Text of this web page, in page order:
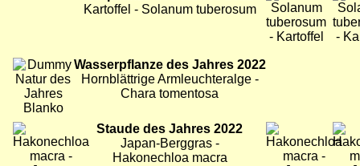
Kartoffel - Solanum tuberosum
Bild
Wasserpflanze des Jahres 2022
Hornblättrige Armleuchteralge -
Chara tomentosa
Bild
Staude des Jahres 2022
Japan-Berggras -
Hakonechloa macra
Bild Bild